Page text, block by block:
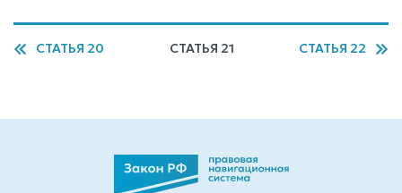
СТАТЬЯ 20 СТАТЬЯ 21 СТАТЬЯ 22